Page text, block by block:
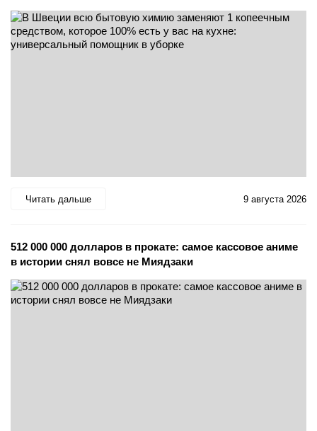
Читать дальше 9 августа 2026
512 000 000 долларов в прокате: самое кассовое аниме
в истории снял вовсе не Миядзаки